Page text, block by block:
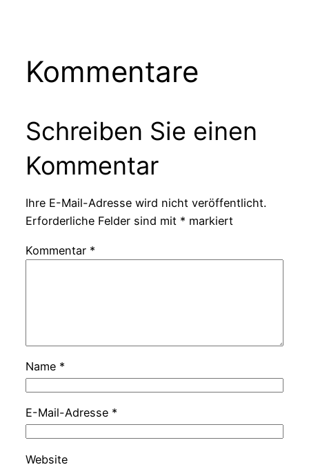
Kommentare
Schreiben Sie einen
Kommentar
Ihre E-Mail-Adresse wird nicht veröffentlicht.
Erforderliche Felder sind mit * markiert
Kommentar *
Name *
E-Mail-Adresse *
Website